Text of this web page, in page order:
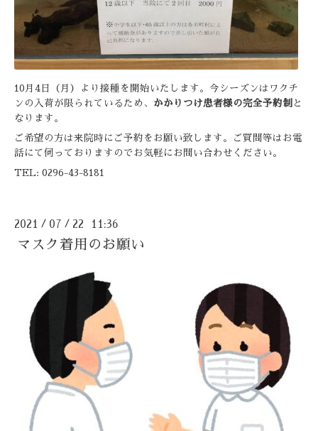
10月4日（月）より接種を開始いたします。今シーズンはワクチ
ンの入荷が限られているため、 かかりつけ患者様の完全予約制 と
なります。
ご希望の方は来院時にご予約をお願い致します。ご質問等はお電
話にて伺っておりますのでお気軽にお問い合わせください。
TEL: 0296-43-8181
2021 / 07 / 22 11:36
マスク着用のお願い